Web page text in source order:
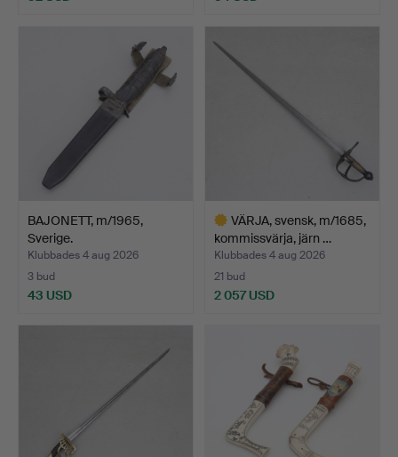
BAJONETT, m/1965,
Sverige.
Klubbades 4 aug 2026
3 bud
43 USD
VÄRJA, svensk, m/1685,
kommissvärja, järn …
Klubbades 4 aug 2026
21 bud
2 057 USD